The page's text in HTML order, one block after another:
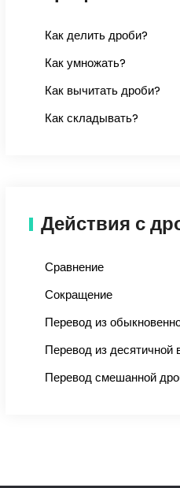
Как делить дроби?
Как умножать?
Как вычитать дроби?
Как складывать?
Действия с
Сравнение
Сокращение
Перевод из
Перевод из десятичной
Перевод смешанной